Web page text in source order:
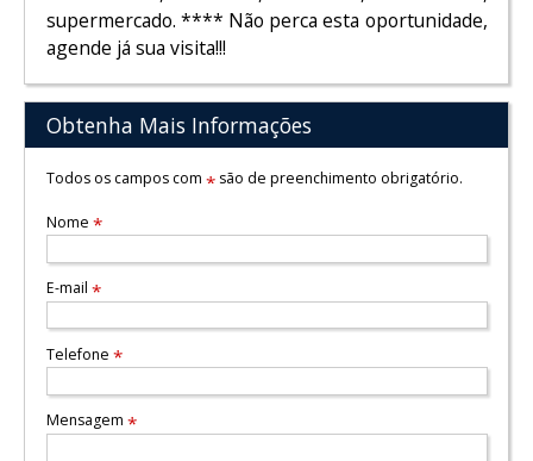
supermercado. **** Não perca esta oportunidade,
agende já sua visita!!!
Obtenha Mais Informações
Todos os campos com *são de preenchimento obrigatório.
Nome *
E-mail *
Telefone *
Mensagem *